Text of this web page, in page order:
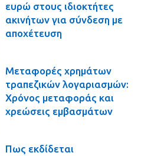
ευρώ στους ιδιοκτήτες
ακινήτων για σύνδεση με
αποχέτευση
Μεταφορές χρημάτων
τραπεζικών λογαριασμών:
Χρόνος μεταφοράς και
χρεώσεις εμβασμάτων
Πως εκδίδεται